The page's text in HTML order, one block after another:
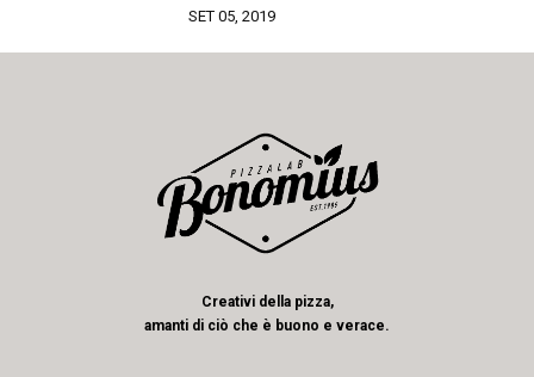
SET 05, 2019
Creativi della pizza,
amanti di ciò che è buono e verace.